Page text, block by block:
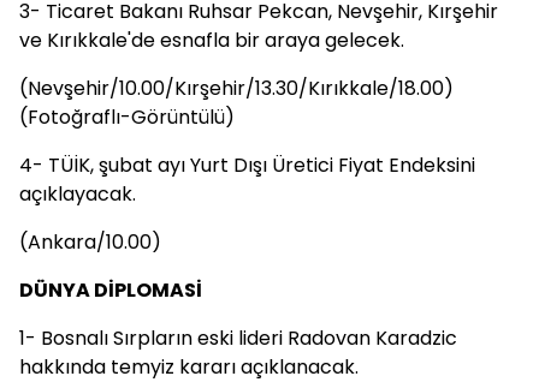
3- Ticaret Bakanı Ruhsar Pekcan, Nevşehir, Kırşehir
ve Kırıkkale'de esnafla bir araya gelecek.
(Nevşehir/10.00/Kırşehir/13.30/Kırıkkale/18.00)
(Fotoğraflı-Görüntülü)
4- TÜİK, şubat ayı Yurt Dışı Üretici Fiyat Endeksini
açıklayacak.
(Ankara/10.00)
DÜNYA DİPLOMASİ
1- Bosnalı Sırpların eski lideri Radovan Karadzic
hakkında temyiz kararı açıklanacak.